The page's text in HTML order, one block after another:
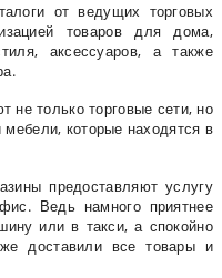
от ведущих торговых
товаров для дома,
аксессуаров, а также
не только торговые сети, но
которые находятся в
предоставляют услугу
Ведь намного приятнее
или в такси, а спокойно
доставили все товары и